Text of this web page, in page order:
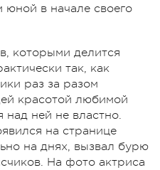
юной в начале своего
которыми делится
так, как
раз за разом
красотой любимой
над ней не властно.
на странице
на днях, вызвал бурю
На фото актриса